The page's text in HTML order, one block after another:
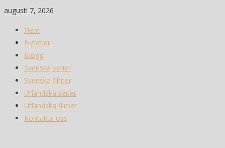
Skip
content
augusti 7, 2026
Hem
Nyheter
Blogg
Svenska serier
Svenska filmer
Utländska serier
Utländska filmer
Kontakta oss